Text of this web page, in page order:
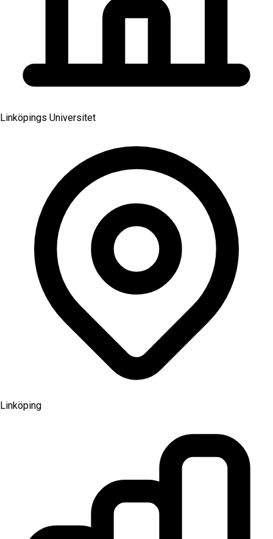
Linköpings Universitet
Linköping